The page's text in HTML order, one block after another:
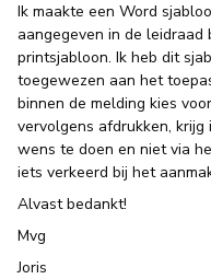
Ik maakte een Word
aangegeven in de leidraad
printsjabloon. Ik heb dit
toegewezen aan het
binnen de melding kies
vervolgens afdrukken,
wens te doen en niet via
iets verkeerd bij het
Alvast bedankt!
Mvg
Joris